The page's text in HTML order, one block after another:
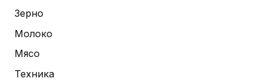
Зерно
Молоко
Мясо
Техника